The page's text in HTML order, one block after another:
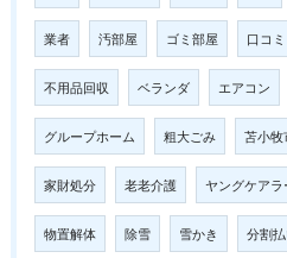
業者 汚部屋 ゴミ部屋 口コミ
不用品回収 ベランダ エアコン
グループホーム 粗大ごみ 苫小牧
家財処分 老老介護 ヤングケアラ
物置解体 除雪 雪かき 分割